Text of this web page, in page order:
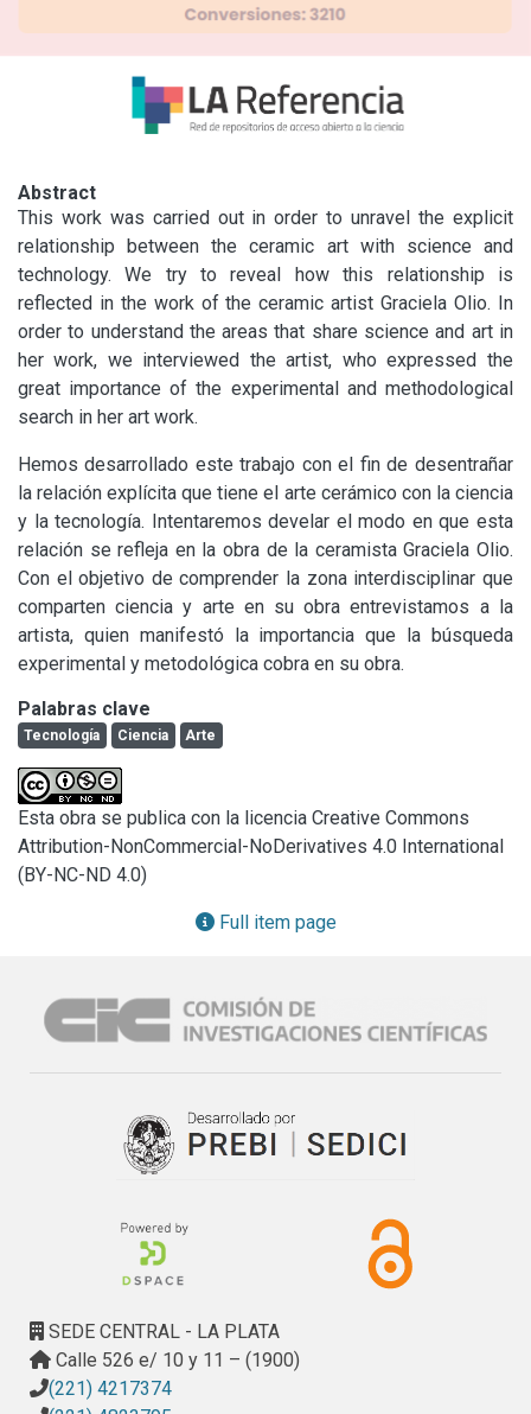
Abstract
This work was carried out in order to unravel the explicit
relationship between the ceramic art with science and
technology. We try to reveal how this relationship is
reflected in the work of the ceramic artist Graciela Olio. In
order to understand the areas that share science and art in
her work, we interviewed the artist, who expressed the
great importance of the experimental and methodological
search in her art work.
Hemos desarrollado este trabajo con el fin de desentrañar
la relación explícita que tiene el arte cerámico con la ciencia
y la tecnología. Intentaremos develar el modo en que esta
relación se refleja en la obra de la ceramista Graciela Olio.
Con el objetivo de comprender la zona interdisciplinar que
comparten ciencia y arte en su obra entrevistamos a la
artista, quien manifestó la importancia que la búsqueda
experimental y metodológica cobra en su obra.
Palabras clave
Tecnología Ciencia Arte
Esta obra se publica con la licencia Creative Commons
Attribution-NonCommercial-NoDerivatives 4.0 International
(BY-NC-ND 4.0)
Full item page
SEDE CENTRAL - LA PLATA
Calle 526 e/ 10 y 11 – (1900)
(221) 4217374